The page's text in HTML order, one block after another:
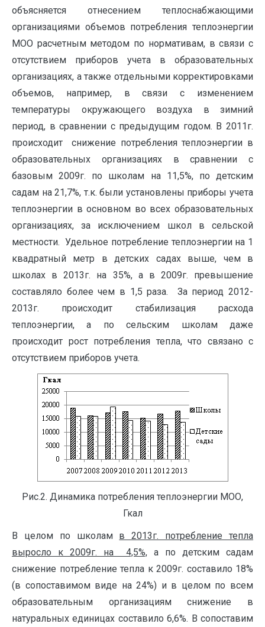
объясняется отнесением теплоснабжающими
организациями объемов потребления теплоэнергии
МОО расчетным методом по нормативам, в связи с
отсутствием приборов учета в образовательных
организациях, а также отдельными корректировками
объемов, например, в связи с изменением
температуры окружающего воздуха в зимний
период, в сравнении с предыдущим годом. В 2011г.
происходит снижение потребления теплоэнергии в
образовательных организациях в сравнении с
базовым 2009г. по школам на 11,5%, по детским
садам на 21,7%, т.к. были установлены приборы учета
теплоэнергии в основном во всех образовательных
организациях, за исключением школ в сельской
местности. Удельное потребление теплоэнергии на 1
квадратный метр в детских садах выше, чем в
школах в 2013г. на 35%, а в 2009г. превышение
составляло более чем в 1,5 раза. За период 2012-
2013г. происходит стабилизация расхода
теплоэнергии, а по сельским школам даже
происходит рост потребления тепла, что связано с
отсутствием приборов учета.
Рис.2. Динамика потребления теплоэнергии МОО,
Гкал
В целом по школам в 2013г. потребление тепла
выросло к 2009г. на 4,5%, а по детским садам
снижение потребление тепла к 2009г. составило 18%
(в сопоставимом виде на 24%) и в целом по всем
образовательным организациям снижение в
натуральных единицах составило 6,6%. В сопоставим